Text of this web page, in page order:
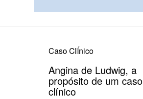
Caso ClÍnico
Angina de Ludwig, a
propósito de um caso
clínico